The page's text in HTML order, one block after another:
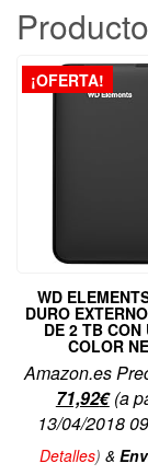
¡OFERTA!
WD
DURO
DE 2 TB CON
COLOR
Amazon.es
71,92€El
(a
13/04/2018
Detalles) &